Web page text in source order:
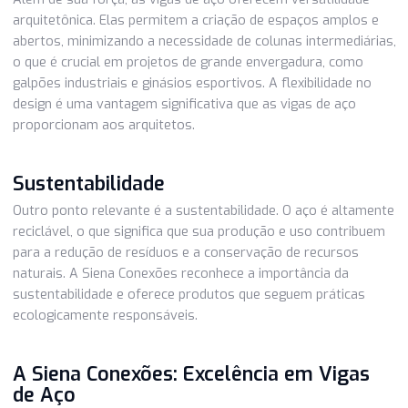
tornando-o ideal para aplicações de construção que
estabilidade e longevidade.
Versatilidade na Arquitetura
Além de sua força, as vigas de aço oferecem
abertos, minimizando a necessidade de colunas
o que é crucial em projetos de grande envergadura, como
galpões industriais e ginásios esportivos. A flexibilidade
design é uma vantagem significativa que as vigas de aço
proporcionam aos arquitetos.
Outro ponto relevante é a sustentabilidade. O aço é
reciclável, o que significa que sua produção e uso